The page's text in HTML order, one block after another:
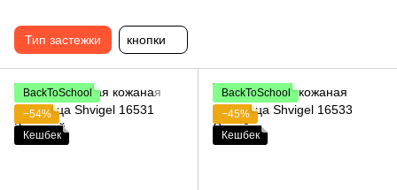
Тип застежки кнопки
BackToSchool
−54%
Кешбек
BackToSchool
−45%
Кешбек